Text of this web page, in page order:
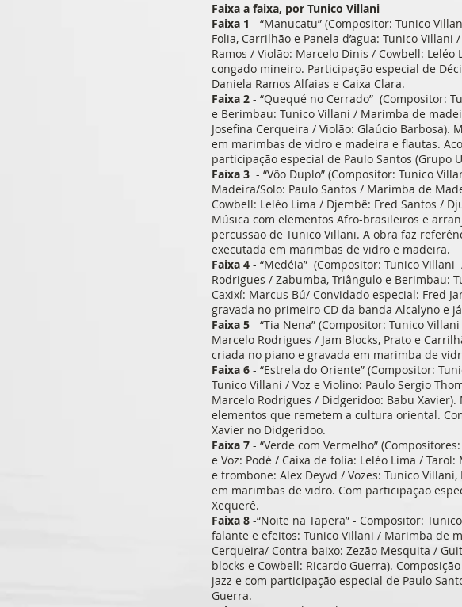
Faixa a faixa, por Tunico Villani
Faixa 1 - “Manucatu” (Compositor: Tunico
Folia, Carrilhão e Panela d’agua: Tunico
Ramos / Violão: Marcelo Dinis / Cowbell:
congado mineiro. Participação especial de
Daniela Ramos Alfaias e Caixa Clara.
Faixa 2 - “Quequé no Cerrado” (Compositor:
e Berimbau: Tunico Villani / Marimba de
Josefina Cerqueira / Violão: Glaúcio
em marimbas de vidro e madeira e flautas.
participação especial de Paulo Santos (Grupo
Faixa 3 - “Vôo Duplo” (Compositor: Tunico
Madeira/Solo: Paulo Santos / Marimba de
Cowbell: Leléo Lima / Djembê: Fred Santos /
Música com elementos Afro-brasileiros e
percussão de Tunico Villani. A obra faz
executada em marimbas de vidro e madeira.
Faixa 4 - “Medéia” (Compositor: Tunico
Rodrigues / Zabumba, Triângulo e Berimbau:
Caxixí: Marcus Bú/ Convidado especial: Fred
gravada no primeiro CD da banda Alcalyno e
Faixa 5 - “Tia Nena” (Compositor: Tunico
Marcelo Rodrigues / Jam Blocks, Prato e
criada no piano e gravada em marimba de
Faixa 6 - “Estrela do Oriente” (Compositor:
Tunico Villani / Voz e Violino: Paulo Sergio
Marcelo Rodrigues / Didgeridoo: Babu
elementos que remetem a cultura oriental.
Xavier no Didgeridoo.
Faixa 7 - “Verde com Vermelho”
e Voz: Podé / Caixa de folia: Leléo Lima /
e trombone: Alex Deyvd / Vozes: Tunico
em marimbas de vidro. Com participação
Xequerê.
Faixa 8 -“Noite na Tapera” - Compositor:
falante e efeitos: Tunico Villani / Marimba de
Cerqueira/ Contra-baixo: Zezão Mesquita /
blocks e Cowbell: Ricardo Guerra).
jazz e com participação especial de Paulo
Guerra.